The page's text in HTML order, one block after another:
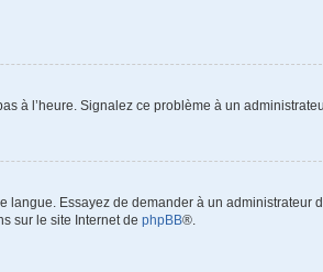
à l’heure. Signalez ce problème à un
langue. Essayez de demander à un administrateur
sur le site Internet de phpBB®.